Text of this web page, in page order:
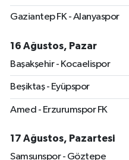
Gaziantep FK - Alanyaspor
16 Ağustos, Pazar
Başakşehir - Kocaelispor
Beşiktaş - Eyüpspor
Amed - Erzurumspor FK
17 Ağustos, Pazartesi
Samsunspor - Göztepe